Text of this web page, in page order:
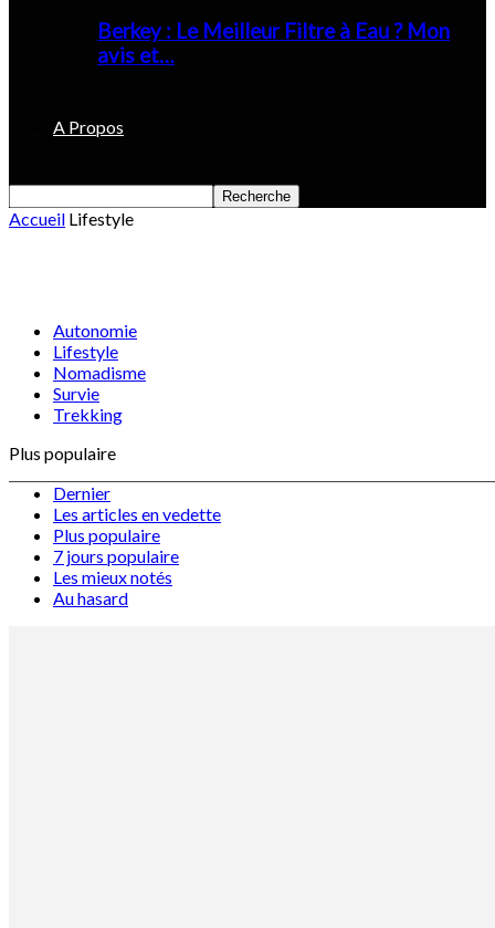
Berkey : Le Meilleur Filtre à Eau ? Mon
avis et…
A Propos
Accueil Lifestyle
Autonomie
Lifestyle
Nomadisme
Survie
Trekking
Plus populaire
Dernier
Les articles en vedette
Plus populaire
7 jours populaire
Les mieux notés
Au hasard